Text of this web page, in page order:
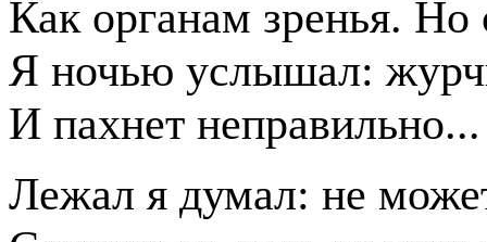
Как органам зренья. Но
Я ночью услышал:
И пахнет
Лежал я думал: не